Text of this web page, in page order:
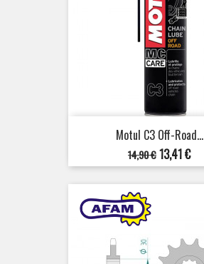
Motul C3 Off-Road...
Verkaufspreis
14,90 €Preis
13,41 €